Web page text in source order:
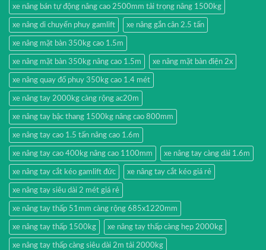
xe nâng bán tự động nâng cao 2500mm tải trọng nâng 1500kg
xe nâng di chuyển phuy gamlift xe nâng gắn cân 2.5 tấn
xe nâng mặt bàn 350kg cao 1.5m
xe nâng mặt bàn 350kg nâng cao 1.5m xe nâng mặt bàn điện 2x
xe nâng quay đổ phuy 350kg cao 1.4 mét
xe nâng tay 2000kg càng rộng ac20m
xe nâng tay bậc thang 1500kg nâng cao 800mm
xe nâng tay cao 1.5 tấn nâng cao 1.6m
xe nâng tay cao 400kg nâng cao 1100mm xe nâng tay càng dài 1.6m
xe nâng tay cắt kéo gamlift đức xe nâng tay cắt kéo giá rẻ
xe nâng tay siêu dài 2 mét giá rẻ
xe nâng tay thấp 51mm càng rộng 685x1220mm
xe nâng tay thấp 1500kg xe nâng tay thấp càng hẹp 2000kg
xe nâng tay thấp càng siêu dài 2m tải 2000kg